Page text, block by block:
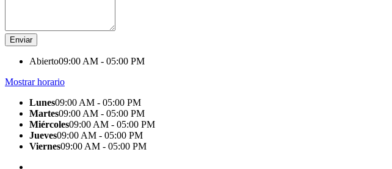
Abierto09:00 AM - 05:00 PM
Mostrar horario
Lunes09:00 AM - 05:00 PM
Martes09:00 AM - 05:00 PM
Miércoles09:00 AM - 05:00 PM
Jueves09:00 AM - 05:00 PM
Viernes09:00 AM - 05:00 PM